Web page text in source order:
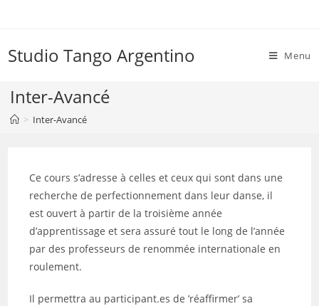
Studio Tango Argentino Menu
Inter-Avancé
> Inter-Avancé
Ce cours s’adresse à celles et ceux qui sont dans une
recherche de perfectionnement dans leur danse, il
est ouvert à partir de la troisième année
d’apprentissage et sera assuré tout le long de l’année
par des professeurs de renommée internationale en
roulement.
Il permettra au participant.es de ’réaffirmer’ sa